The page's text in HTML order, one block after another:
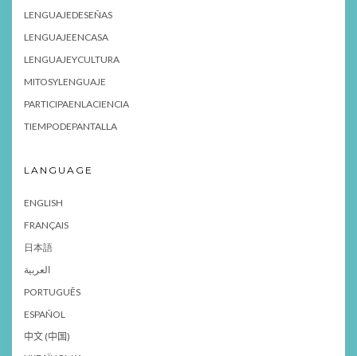
LENGUAJEDESEÑAS
LENGUAJEENCASA
LENGUAJEYCULTURA
MITOSYLENGUAJE
PARTICIPAENLACIENCIA
TIEMPODEPANTALLA
LANGUAGE
ENGLISH
FRANÇAIS
日本語
العربية
PORTUGUÊS
ESPAÑOL
中文 (中国)